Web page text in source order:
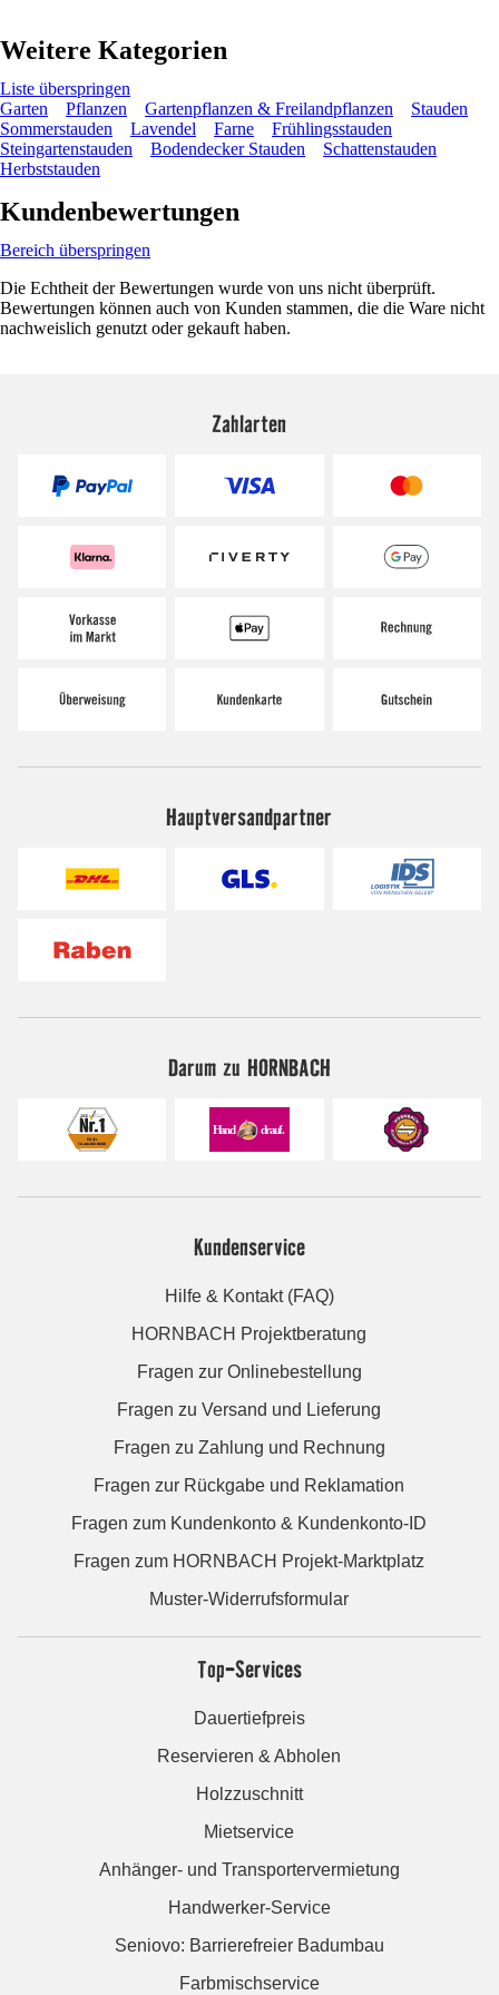
Weitere Kategorien
Liste überspringen
Garten
Pflanzen Gartenpflanzen & Freilandpflanzen
Stauden
Sommerstauden
Lavendel Farne
Frühlingsstauden
Steingartenstauden
Bodendecker Stauden
Schattenstauden
Herbststauden
Kundenbewertungen
Bereich überspringen
Die Echtheit der Bewertungen wurde von uns nicht überprüft.
Bewertungen können auch von Kunden stammen, die die Ware nicht
nachweislich genutzt oder gekauft haben.
Zahlarten
Hauptversandpartner
Darum zu HORNBACH
Kundenservice
Hilfe & Kontakt (FAQ)
HORNBACH Projektberatung
Fragen zur Onlinebestellung
Fragen zu Versand und Lieferung
Fragen zu Zahlung und Rechnung
Fragen zur Rückgabe und Reklamation
Fragen zum Kundenkonto & Kundenkonto-ID
Fragen zum HORNBACH Projekt-Marktplatz
Muster-Widerrufsformular
Top-Services
Dauertiefpreis
Reservieren & Abholen
Holzzuschnitt
Mietservice
Anhänger- und Transportervermietung
Handwerker-Service
Seniovo: Barrierefreier Badumbau
Farbmischservice